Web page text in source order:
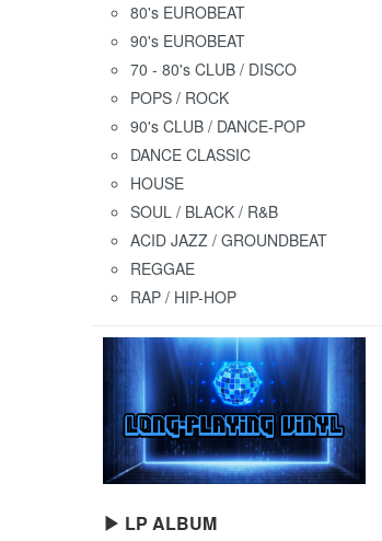
80's EUROBEAT
90's EUROBEAT
70 - 80's CLUB / DISCO
POPS / ROCK
90's CLUB / DANCE-POP
DANCE CLASSIC
HOUSE
SOUL / BLACK / R&B
ACID JAZZ / GROUNDBEAT
REGGAE
RAP / HIP-HOP
▶ LP ALBUM